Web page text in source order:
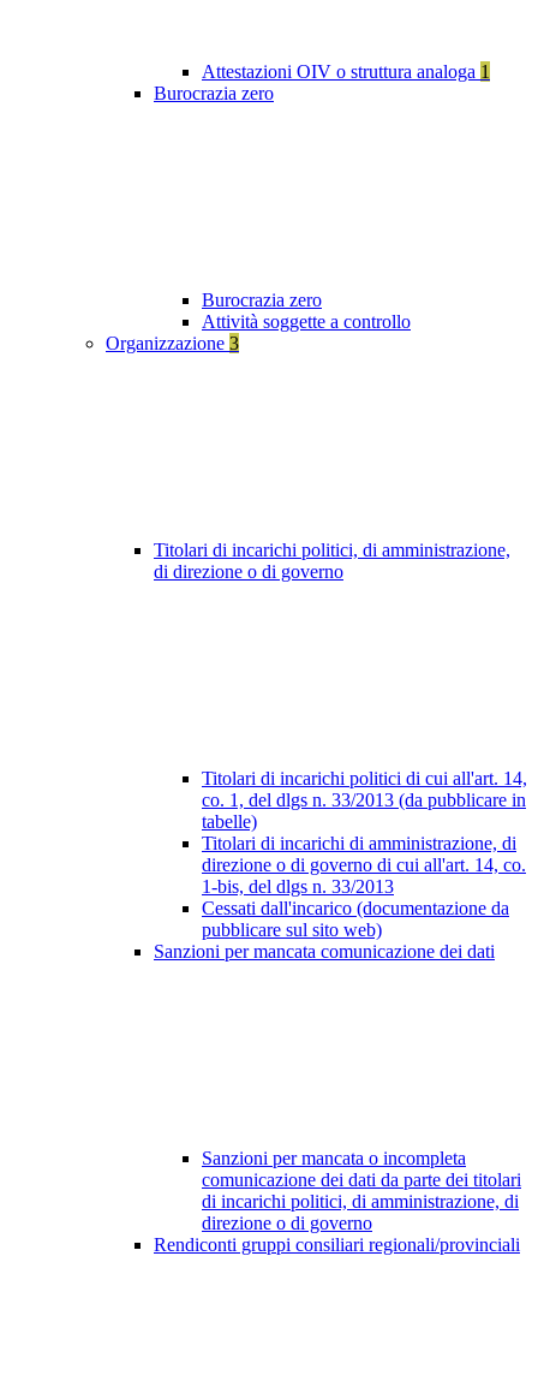
Attestazioni OIV o struttura analoga 1
Burocrazia zero
Burocrazia zero
Attività soggette a controllo
Organizzazione 3
Titolari di incarichi politici, di amministrazione,
di direzione o di governo
Titolari di incarichi politici di cui all'art. 14,
co. 1, del dlgs n. 33/2013 (da pubblicare in
tabelle)
Titolari di incarichi di amministrazione, di
direzione o di governo di cui all'art. 14, co.
1-bis, del dlgs n. 33/2013
Cessati dall'incarico (documentazione da
pubblicare sul sito web)
Sanzioni per mancata comunicazione dei dati
Sanzioni per mancata o incompleta
comunicazione dei dati da parte dei titolari
di incarichi politici, di amministrazione, di
direzione o di governo
Rendiconti gruppi consiliari regionali/provinciali